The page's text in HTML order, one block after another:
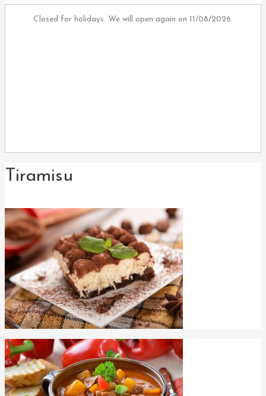
Closed for holidays. We will open again on 11/08/2026.
Tiramisu